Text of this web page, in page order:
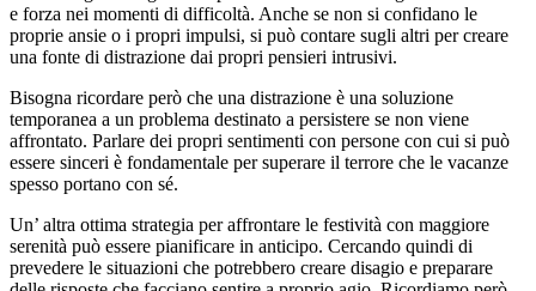
e forza nei momenti di difficoltà. Anche se non si confidano le
proprie ansie o i propri impulsi, si può contare sugli altri per creare
una fonte di distrazione dai propri pensieri intrusivi.
Bisogna ricordare però che una distrazione è una soluzione
temporanea a un problema destinato a persistere se non viene
affrontato. Parlare dei propri sentimenti con persone con cui si può
essere sinceri è fondamentale per superare il terrore che le vacanze
spesso portano con sé.
Un’ altra ottima strategia per affrontare le festività con maggiore
serenità può essere pianificare in anticipo. Cercando quindi di
prevedere le situazioni che potrebbero creare disagio e preparare